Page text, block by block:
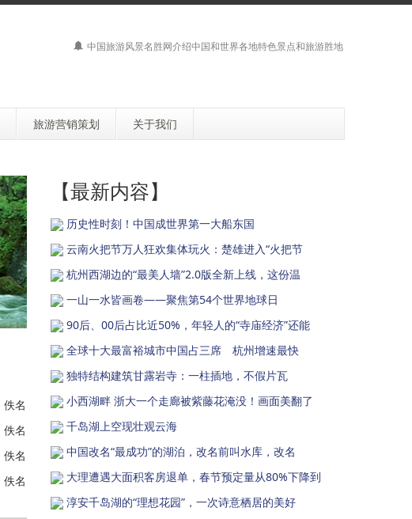
中国旅游风景名胜网介绍中国和世界各地特色景点和旅游胜地
旅游营销策划 关于我们
佚名
佚名
佚名
佚名
【最新内容】
历史性时刻！中国成世界第一大船东国
云南火把节万人狂欢集体玩火：楚雄进入“火把节
杭州西湖边的“最美人墙”2.0版全新上线，这份温
一山一水皆画卷——聚焦第54个世界地球日
90后、00后占比近50%，年轻人的“寺庙经济”还能
全球十大最富裕城市中国占三席 杭州增速最快
独特结构建筑甘露岩寺：一柱插地，不假片瓦
小西湖畔 浙大一个走廊被紫藤花淹没！画面美翻了
千岛湖上空现壮观云海
中国改名“最成功”的湖泊，改名前叫水库，改名
大理遭遇大面积客房退单，春节预定量从80%下降到
淳安千岛湖的“理想花园”，一次诗意栖居的美好